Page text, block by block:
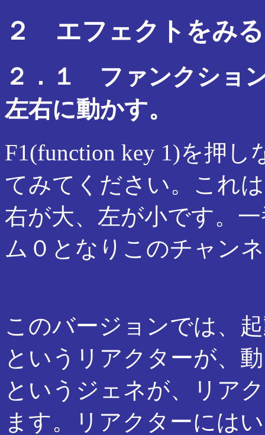
２ エフェクトをみる
２．１ ファンクショ
左右に動かす。
F1(function key 1)を押
てみてください。これ
右が大、左が小です。
ム０となりこのチャン
このバージョンでは、
というリアクターが、
というジェネが、リア
ます。リアクターには